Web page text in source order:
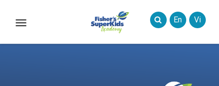
Toggle
En Vi